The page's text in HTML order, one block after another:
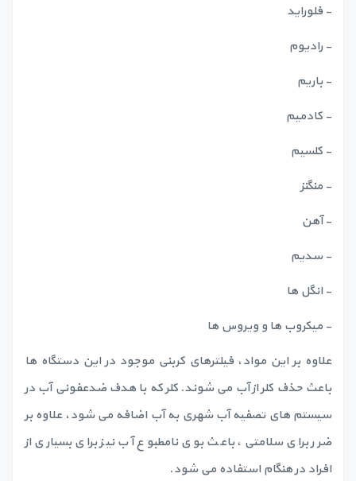
- فلوراید
- رادیوم
- باریم
- کادمیم
- کلسیم
- منگنز
- آهن
- سدیم
- انگل ها
- میکروب ها و ویروس ها
علاوه بر این مواد، فیلترهای کربنی موجود در این دستگاه ها
باعث حذف کلر از آب می شوند. کلر که با هدف ضدعفونی آب در
سیستم های تصفیه آب شهری به آب اضافه می شود، علاوه بر
ضرر برای سلامتی، باعث بوی نامطبوع آب نیز برای بسیاری از
افراد در هنگام استفاده می شود.